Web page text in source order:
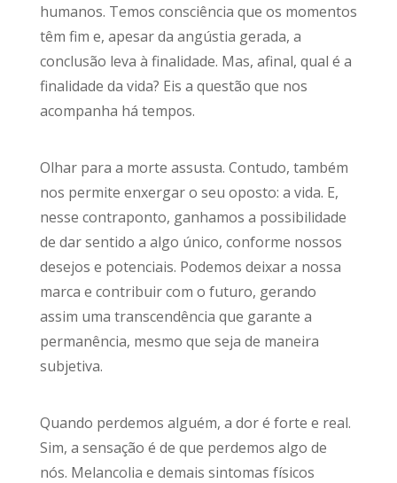
humanos. Temos consciência que os momentos
têm fim e, apesar da angústia gerada, a
conclusão leva à finalidade. Mas, afinal, qual é a
finalidade da vida? Eis a questão que nos
acompanha há tempos.
Olhar para a morte assusta. Contudo, também
nos permite enxergar o seu oposto: a vida. E,
nesse contraponto, ganhamos a possibilidade
de dar sentido a algo único, conforme nossos
desejos e potenciais. Podemos deixar a nossa
marca e contribuir com o futuro, gerando
assim uma transcendência que garante a
permanência, mesmo que seja de maneira
subjetiva.
Quando perdemos alguém, a dor é forte e real.
Sim, a sensação é de que perdemos algo de
nós. Melancolia e demais sintomas físicos